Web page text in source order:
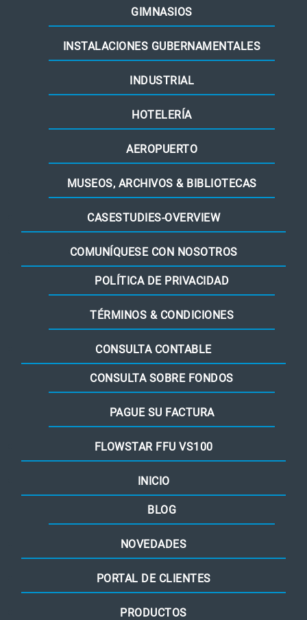
GIMNASIOS
INSTALACIONES GUBERNAMENTALES
INDUSTRIAL
HOTELERÍA
AEROPUERTO
MUSEOS, ARCHIVOS & BIBLIOTECAS
CASESTUDIES-OVERVIEW
COMUNÍQUESE CON NOSOTROS
POLÍTICA DE PRIVACIDAD
TÉRMINOS & CONDICIONES
CONSULTA CONTABLE
CONSULTA SOBRE FONDOS
PAGUE SU FACTURA
FLOWSTAR FFU VS100
INICIO
BLOG
NOVEDADES
PORTAL DE CLIENTES
PRODUCTOS